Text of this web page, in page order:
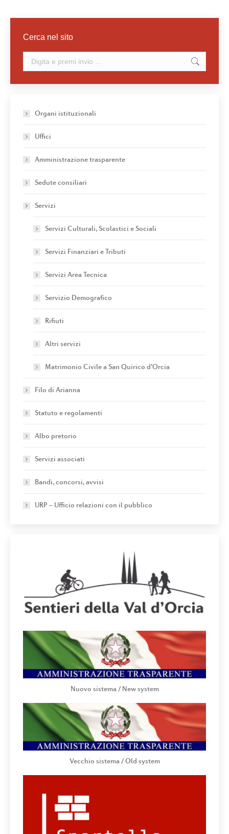
Cerca nel sito
Cerca:
Organi istituzionali
Uffici
Amministrazione trasparente
Sedute consiliari
Servizi
Servizi Culturali, Scolastici e Sociali
Servizi Finanziari e Tributi
Servizi Area Tecnica
Servizio Demografico
Rifiuti
Altri servizi
Matrimonio Civile a San Quirico d’Orcia
Filo di Arianna
Statuto e regolamenti
Albo pretorio
Servizi associati
Bandi, concorsi, avvisi
URP – Ufficio relazioni con il pubblico
Nuovo sistema / New system
Vecchio sistema / Old system